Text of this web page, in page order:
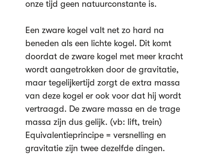
onze tijd geen natuurconstante is.
Een zware kogel valt net zo hard na
beneden als een lichte kogel. Dit komt
doordat de zware kogel met meer kracht
wordt aangetrokken door de gravitatie,
maar tegelijkertijd zorgt de extra massa
van deze kogel er ook voor dat hij wordt
vertraagd. De zware massa en de trage
massa zijn dus gelijk. (vb: lift, trein)
Equivalentieprincipe = versnelling en
gravitatie zijn twee dezelfde dingen.